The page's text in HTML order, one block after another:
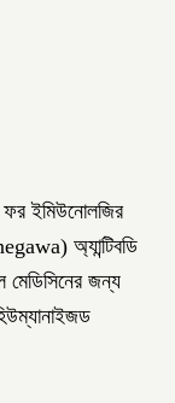
ফর ইমিউনোলজির
অ্যান্টিবডি
মেডিসিনের জন্য